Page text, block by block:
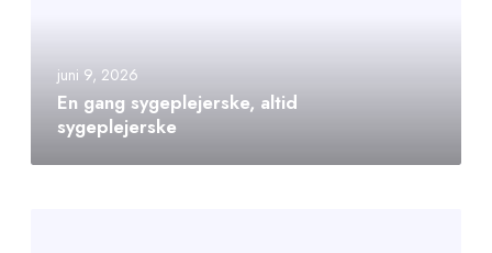
juni 9, 2026
En gang sygeplejerske, altid
sygeplejerske